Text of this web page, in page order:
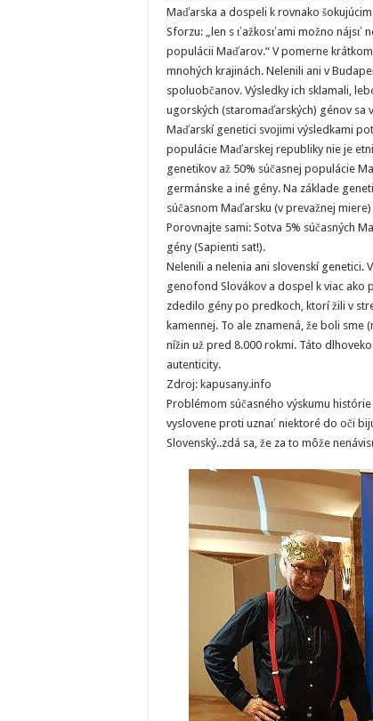
Maďarska a dospeli k rovnako
Sforzu: „len s ťažkosťami možno nájsť
populácii Maďarov.“ V pomerne
mnohých krajinách. Nelenili ani v
spoluobčanov. Výsledky ich sklamali,
ugorských (staromaďarských) génov sa
Maďarskí genetici svojimi výsledkami
populácie Maďarskej republiky nie je
genetikov až 50% súčasnej populácie
germánske a iné gény. Na základe
súčasnom Maďarsku (v prevažnej
Porovnajte sami: Sotva 5% súčasných
gény (Sapienti sat!).
Nelenili a nelenia ani slovenskí genetici.
genofond Slovákov a dospel k viac ako
zdedilo gény po predkoch, ktorí žili v
kamennej. To ale znamená, že boli
nížin už pred 8.000 rokmi. Táto
autenticity.
Zdroj: kapusany.info
Problémom súčasného výskumu
vyslovene proti uznať niektoré do oči
Slovenský..zdá sa, že za to môže